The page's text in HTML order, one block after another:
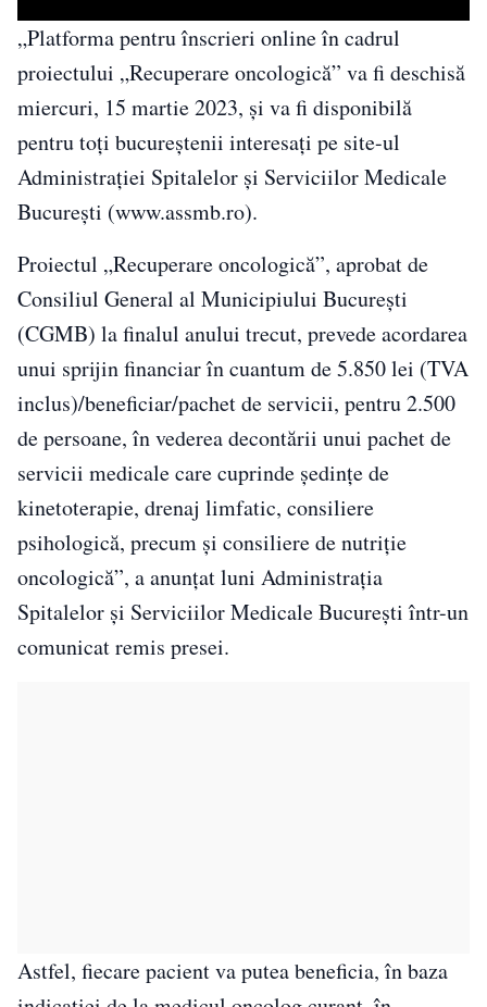
„Platforma pentru înscrieri online în cadrul
proiectului „Recuperare oncologică” va fi deschisă
miercuri, 15 martie 2023, şi va fi disponibilă
pentru toţi bucureştenii interesaţi pe site-ul
Administraţiei Spitalelor şi Serviciilor Medicale
Bucureşti (www.assmb.ro).
Proiectul „Recuperare oncologică”, aprobat de
Consiliul General al Municipiului Bucureşti
(CGMB) la finalul anului trecut, prevede acordarea
unui sprijin financiar în cuantum de 5.850 lei (TVA
inclus)/beneficiar/pachet de servicii, pentru 2.500
de persoane, în vederea decontării unui pachet de
servicii medicale care cuprinde şedinţe de
kinetoterapie, drenaj limfatic, consiliere
psihologică, precum şi consiliere de nutriţie
oncologică”, a anunţat luni Administraţia
Spitalelor şi Serviciilor Medicale Bucureşti într-un
comunicat remis presei.
Astfel, fiecare pacient va putea beneficia, în baza